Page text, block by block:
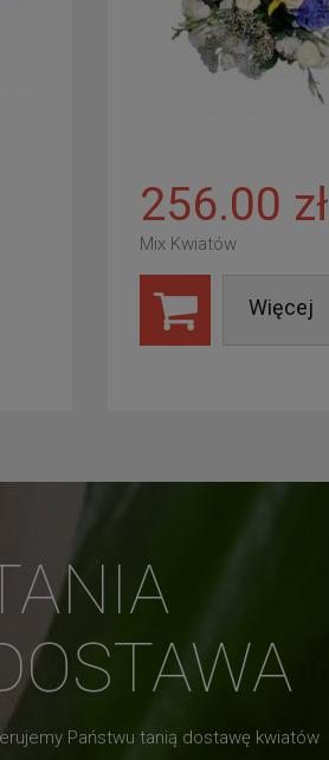
256.00 zł
Mix Kwiatów
Więcej
Państwu tanią dostawę kwiatów